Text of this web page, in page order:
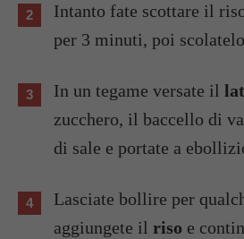
Intanto fate scottare il
per 3 minuti, poi
In un tegame versate il
zucchero, il baccello di
di sale e portate a
Lasciate bollire per
aggiungete il riso e